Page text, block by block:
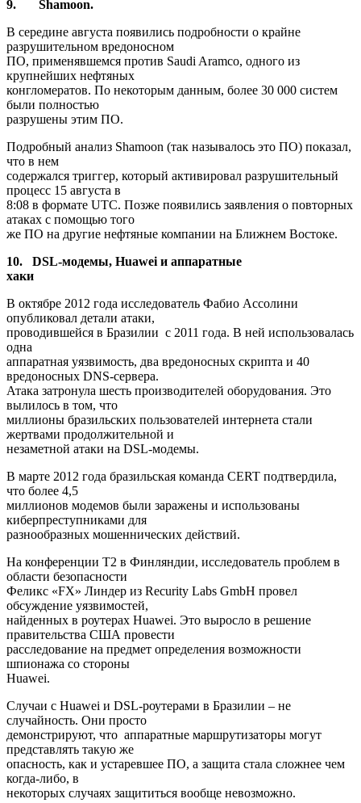
9.
Shamoon.
В середине августа появились подробности о крайне
разрушительном вредоносном
ПО, применявшемся против Saudi Aramco, одного из
крупнейших нефтяных
конгломератов. По некоторым данным, более 30 000 систем
были полностью
разрушены этим ПО.
Подробный анализ Shamoon (так называлось это ПО) показал,
что в нем
содержался триггер, который активировал разрушительный
процесс 15 августа в
8:08 в формате UTC. Позже появились заявления о повторных
атаках с помощью того
же ПО на другие нефтяные компании на Ближнем Востоке.
10.
DSL-модемы, Huawei и аппаратные
хаки
В октябре 2012 года исследователь Фабио Ассолини
опубликовал детали атаки,
проводившейся в Бразилии с 2011 года. В ней использовалась
одна
аппаратная уязвимость, два вредоносных скрипта и 40
вредоносных DNS-сервера.
Атака затронула шесть производителей оборудования. Это
вылилось в том, что
миллионы бразильских пользователей интернета стали
жертвами продолжительной и
незаметной атаки на DSL-модемы.
В марте 2012 года бразильская команда CERT подтвердила,
что более 4,5
миллионов модемов были заражены и использованы
киберпреступниками для
разнообразных мошеннических действий.
На конференции T2 в Финляндии, исследователь проблем в
области безопасности
Феликс «FX» Линдер из Recurity Labs GmbH провел
обсуждение уязвимостей,
найденных в роутерах Huawei. Это выросло в решение
правительства США провести
расследование на предмет определения возможности
шпионажа со стороны
Huawei.
Случаи с Huawei и DSL-роутерами в Бразилии – не
случайность. Они просто
демонстрируют, что аппаратные маршрутизаторы могут
представлять такую же
опасность, как и устаревшее ПО, а защита стала сложнее чем
когда-либо, в
некоторых случаях защититься вообще невозможно.